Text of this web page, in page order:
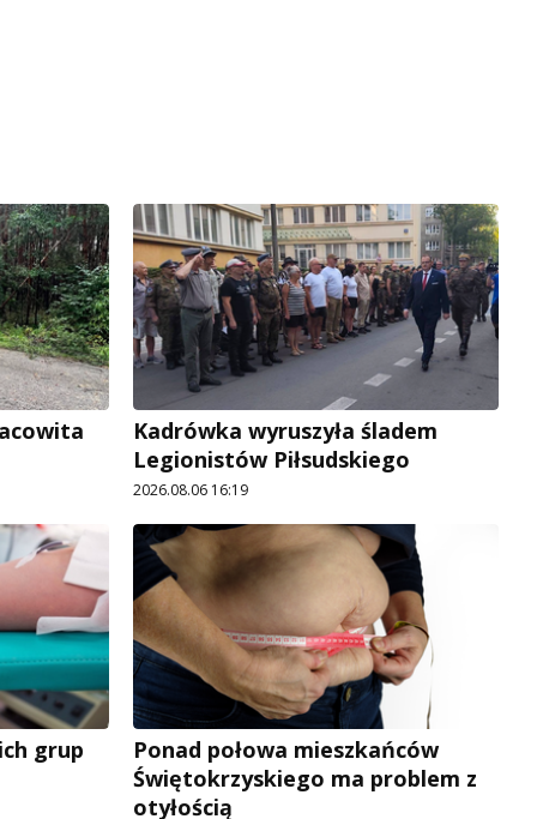
Kadrówka wyruszyła śladem
Legionistów Piłsudskiego
2026.08.06 16:19
grup
Ponad połowa mieszkańców
Świętokrzyskiego ma problem z
otyłością